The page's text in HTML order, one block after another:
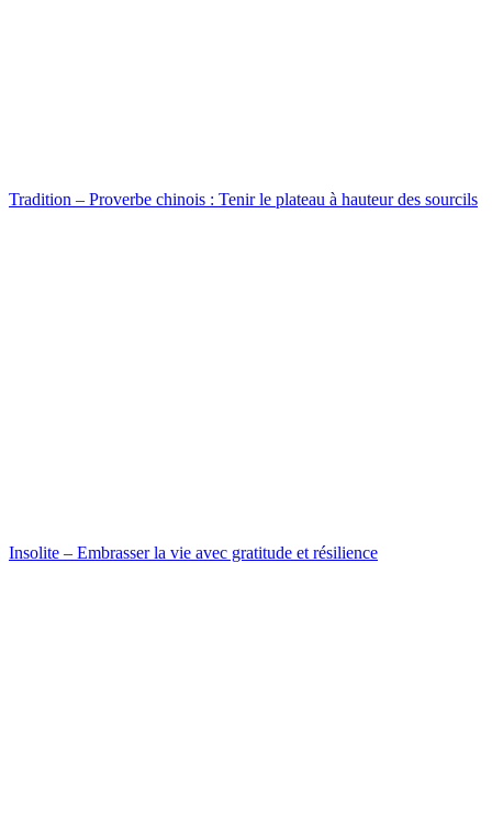
Tradition – Proverbe chinois : Tenir le plateau à hauteur des sourcils
Insolite – Embrasser la vie avec gratitude et résilience